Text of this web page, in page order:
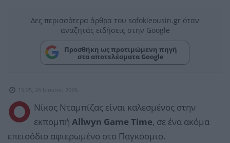
Δες περισσότερα άρθρα του sofokleousin.gr όταν
αναζητάς ειδήσεις στην Google
Προσθήκη ως προτιμώμενη πηγή
στα αποτελέσματα Google
15:25, 26 Ιουνίου 2026
Ο Νίκος Νταμπίζας είναι καλεσμένος στην
εκπομπή Allwyn Game Time, σε ένα ακόμα
επεισόδιο αφιερωμένο στο Παγκόσμιο.